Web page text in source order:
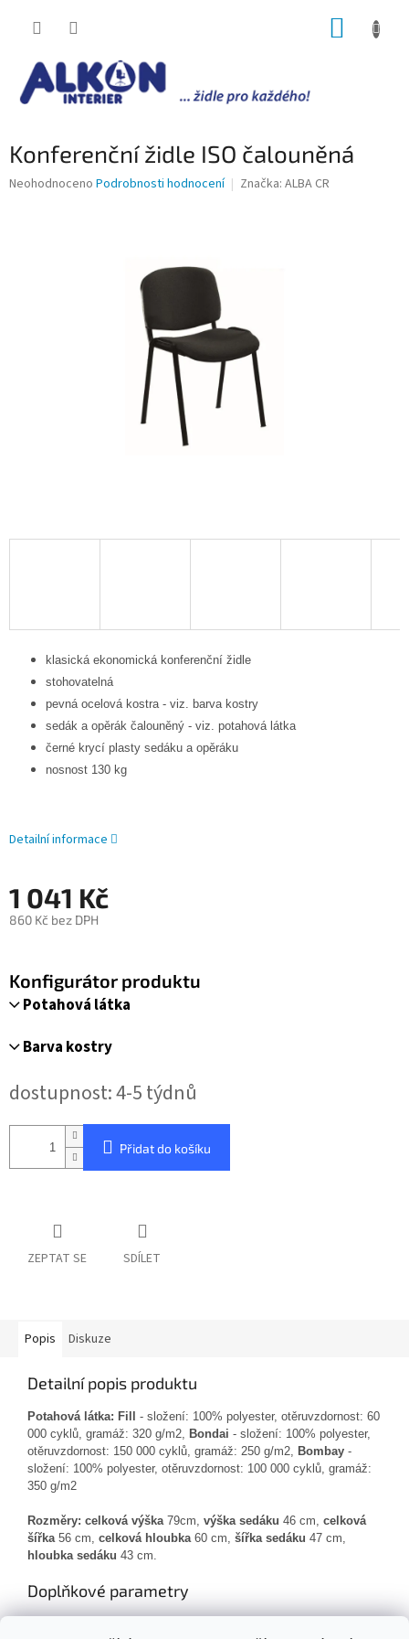
Konferenční židle ISO čalouněná
Průměrné
Neohodnoceno Podrobnosti hodnocení Značka: ALBA CR
1 041 Kč
860 Kč bez DPH
dostupnost: 4-5 týdnů
Přidat do košíku
klasická ekonomická konferenční židle
stohovatelná
pevná ocelová kostra - viz. barva kostry
sedák a opěrák čalouněný - viz. potahová látka
černé krycí plasty sedáku a opěráku
nosnost 130 kg
Detailní informace
ZEPTAT SE SDÍLET
Konfigurátor produktu
Potahová látka
Barva kostry
Popis Diskuze
Detailní popis produktu
Potahová látka: Fill - složení: 100% polyester, otěruvzdornost: 60
000 cyklů, gramáž: 320 g/m2, Bondai - složení: 100% polyester,
otěruvzdornost: 150 000 cyklů, gramáž: 250 g/m2, Bombay -
složení: 100% polyester, otěruvzdornost: 100 000 cyklů, gramáž:
350 g/m2
Rozměry: celková výška 79cm, výška sedáku 46 cm, celková
šířka 56 cm, celková hloubka 60 cm, šířka sedáku 47 cm,
hloubka sedáku 43 cm.
Doplňkové parametry